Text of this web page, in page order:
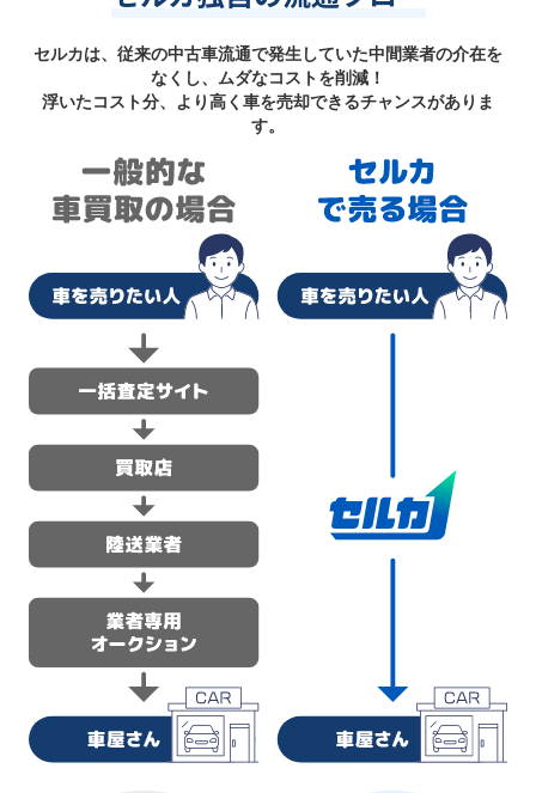
セルカは、従来の中古車流通で発生していた中間業者の介在を
なくし、ムダなコストを削減！
浮いたコスト分、より高く車を売却できるチャンスがありま
す。